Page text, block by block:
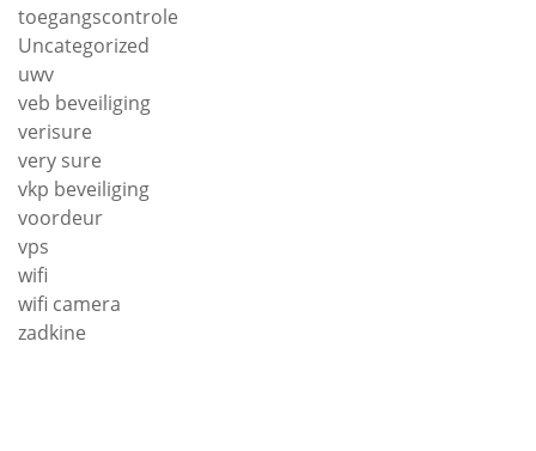
toegangscontrole
Uncategorized
uwv
veb beveiliging
verisure
very sure
vkp beveiliging
voordeur
vps
wifi
wifi camera
zadkine